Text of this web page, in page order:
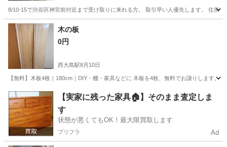
8/10-15で渋谷区神宮前付近まで受け取りに来れる方。 取引早い人優先します。 住所
東京 渋谷区 原宿駅
木の板
0円
西大島駅8月10日
【無料】木板4枚｜180cm｜DIY・棚・家具などに 木板を4枚、無料でお譲りします
東京 江東区 西大島駅 その他
【実家に残った家具🏠】そのまま査定しま
す
状態が悪くてもOK！最大限買取します
プリフラ Ad